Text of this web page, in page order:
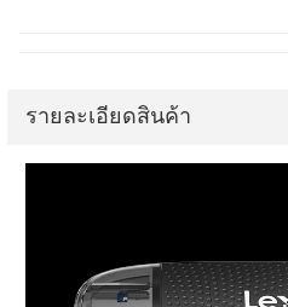
รายละเอียดสินค้า